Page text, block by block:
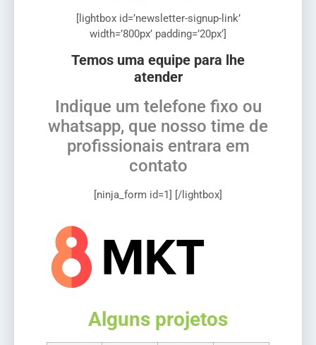
[lightbox id=’newsletter-signup-link’
width=’800px’ padding=’20px’]
Temos uma equipe para lhe
atender
Indique um telefone fixo ou
whatsapp, que nosso time de
profissionais entrara em
contato
[ninja_form id=1] [/lightbox]
Alguns projetos